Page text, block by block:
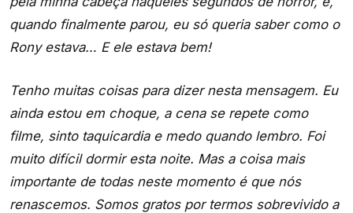
quando finalmente parou, eu só queria saber como o
Rony estava… E ele estava bem!
Tenho muitas coisas para dizer nesta mensagem. Eu
ainda estou em choque, a cena se repete como
filme, sinto taquicardia e medo quando lembro. Foi
muito difícil dormir esta noite. Mas a coisa mais
importante de todas neste momento é que nós
renascemos. Somos gratos por termos sobrevivido a